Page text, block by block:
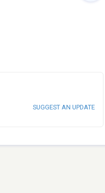
SUGGEST AN UPDATE